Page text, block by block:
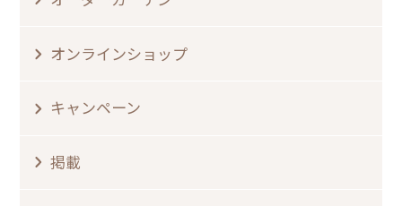
オンラインショップ
キャンペーン
掲載